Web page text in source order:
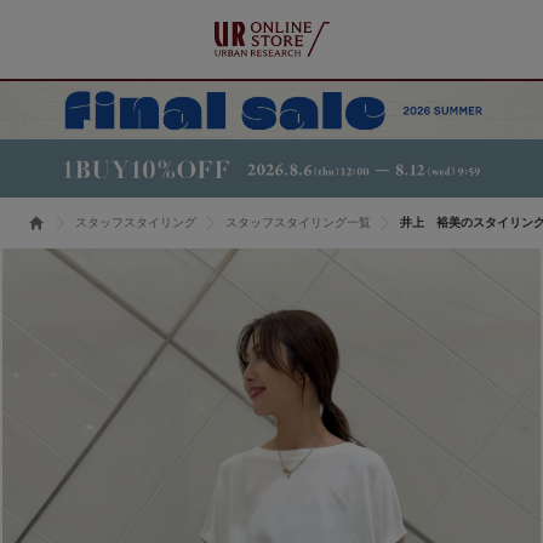
スタッフスタイリング スタッフスタイリング一覧 井上 裕美のスタイリン